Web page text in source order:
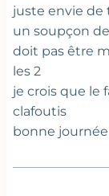
juste envie de
un soupçon
doit pas être
les 2
je crois que le
clafoutis
bonne journée